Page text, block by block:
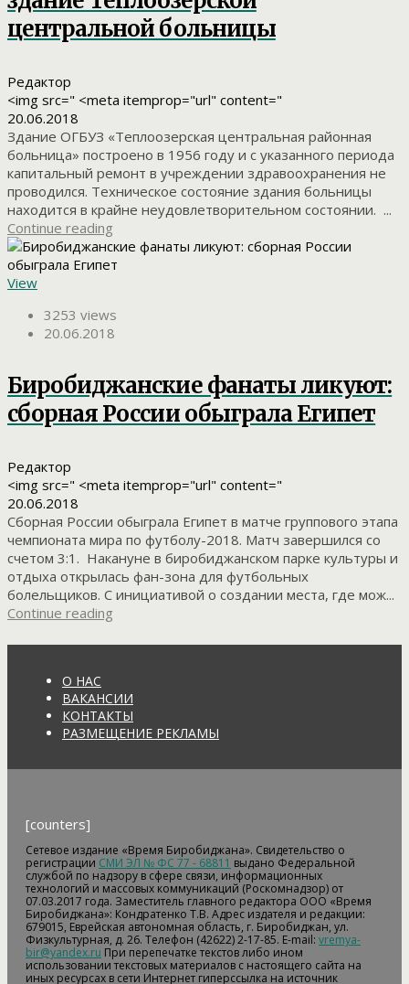
центральной больницы
Редактор
<img src=" <meta itemprop="url" content="
20.06.2018
Здание ОГБУЗ «Теплоозерская центральная районная
больница» построено в 1956 году и с указанного периода
капитальный ремонт в учреждении здравоохранения не
проводился. Техническое состояние здания больницы
находится в крайне неудовлетворительном состоянии. ...
Continue reading
View
3253 views
20.06.2018
Биробиджанские фанаты ликуют:
сборная России обыграла Египет
Редактор
<img src=" <meta itemprop="url" content="
20.06.2018
Сборная России обыграла Египет в матче группового этапа
чемпионата мира по футболу-2018. Матч завершился со
счетом 3:1. Накануне в биробиджанском парке культуры и
отдыха открылась фан-зона для футбольных
болельщиков. С инициативой о создании места, где мож...
Continue reading
О НАС
ВАКАНСИИ
КОНТАКТЫ
РАЗМЕЩЕНИЕ РЕКЛАМЫ
[counters]
Сетевое издание «Время Биробиджана». Свидетельство о
регистрации СМИ ЭЛ № ФС 77 - 68811 выдано Федеральной
службой по надзору в сфере связи, информационных
технологий и массовых коммуникаций (Роскомнадзор) от
07.03.2017 года. Заместитель главного редактора ООО «Время
Биробиджана»: Кондратенко Т.В. Адрес издателя и редакции:
679015, Еврейская автономная область, г. Биробиджан, ул.
Физкультурная, д. 26. Телефон (42622) 2-17-85. E-mail: vremya-
bir@yandex.ru При перепечатке текстов либо ином
использовании текстовых материалов с настоящего сайта на
иных ресурсах в сети Интернет гиперссылка на источник